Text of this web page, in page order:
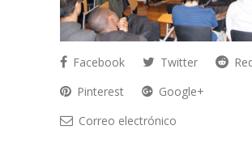
Facebook Twitter
Pinterest
Google+
Correo electrónico